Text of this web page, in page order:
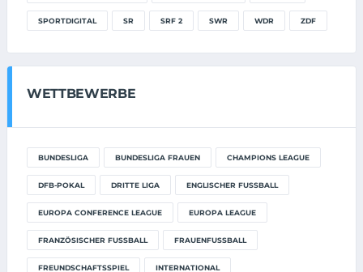
SPORTDIGITAL SR SRF 2 SWR WDR ZDF
WETTBEWERBE
BUNDESLIGA BUNDESLIGA FRAUEN CHAMPIONS LEAGUE
DFB-POKAL DRITTE LIGA ENGLISCHER FUSSBALL
EUROPA CONFERENCE LEAGUE EUROPA LEAGUE
FRANZÖSISCHER FUSSBALL FRAUENFUSSBALL
FREUNDSCHAFTSSPIEL INTERNATIONAL